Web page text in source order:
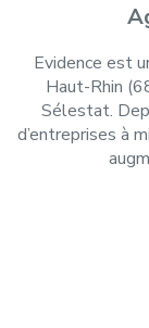
Evidence est
Haut-Rhin
Sélestat.
d’entreprises à